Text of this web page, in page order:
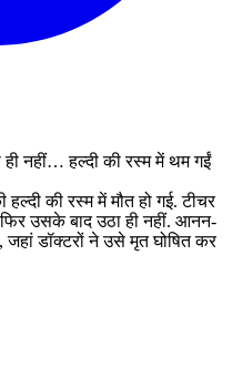
नहीं… हल्दी की रस्म में थम गईं
की रस्म में मौत हो गई. टीचर
उसके बाद उठा ही नहीं. आनन-
डॉक्टरों ने उसे मृत घोषित कर